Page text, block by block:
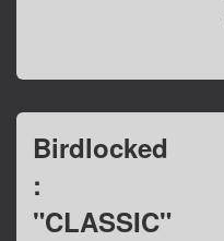
Birdlocked
:
"CLASSIC"